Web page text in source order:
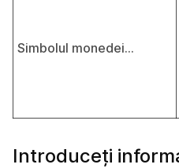
Simbolul monedei...
Introduceți